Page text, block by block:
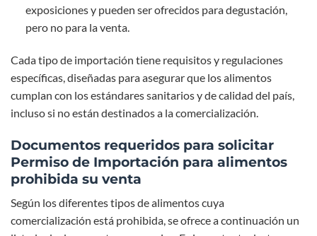
exposiciones y pueden ser ofrecidos para degustación,
pero no para la venta.
Cada tipo de importación tiene requisitos y regulaciones
específicas, diseñadas para asegurar que los alimentos
cumplan con los estándares sanitarios y de calidad del país,
incluso si no están destinados a la comercialización.
Documentos requeridos para solicitar
Permiso de Importación para alimentos
prohibida su venta
Según los diferentes tipos de alimentos cuya
comercialización está prohibida, se ofrece a continuación un